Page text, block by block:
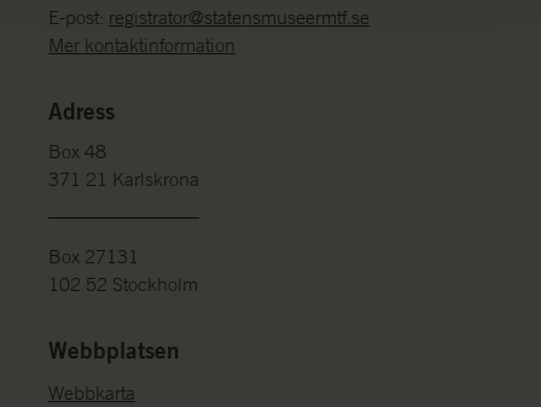
E-post: registrator@statensmuseermtf.se
Mer kontaktinformation
Adress
Box 48
371 21 Karlskrona
Box 27131
102 52 Stockholm
Webbplatsen
Webbkarta